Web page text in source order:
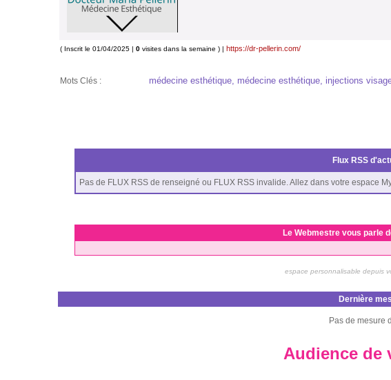
( Inscrit le 01/04/2025 | 0 visites dans la semaine ) | https://dr-pellerin.com/
Mots Clés : médecine esthétique, médecine esthétique, injections
Flux RSS
Pas de FLUX RSS de renseigné ou FLUX RSS invalide. Allez dans votre espace
Le Webmestre vous parle
espace personnalisable depuis
Dernière
Pas de mesure
Audience de